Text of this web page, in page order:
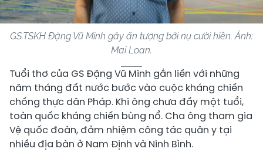
GS.TSKH Đặng Vũ Minh gây ấn tượng bởi nụ cười hiền. Ảnh:
Mai Loan.
Tuổi thơ của GS Đặng Vũ Minh gắn liền với những
năm tháng đất nước bước vào cuộc kháng chiến
chống thực dân Pháp. Khi ông chưa đầy một tuổi,
toàn quốc kháng chiến bùng nổ. Cha ông tham gia
Vệ quốc đoàn, đảm nhiệm công tác quân y tại
nhiều địa bàn ở Nam Định và Ninh Bình.